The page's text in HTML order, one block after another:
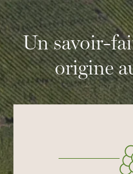
Un savoir-
origine